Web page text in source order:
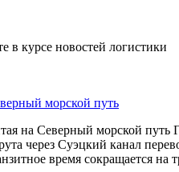
в курсе новостей логистики
морской путь
на Северный морской
через Суэцкий канал
время сокращается на